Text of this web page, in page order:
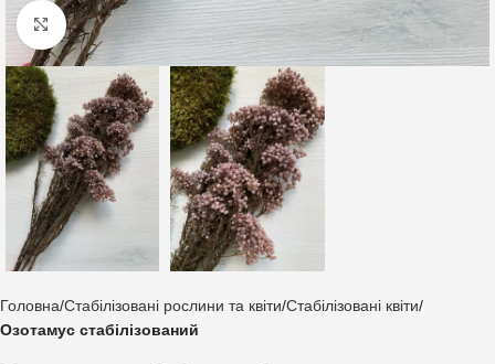
Клацніть, щоб збільшити
Головна Стабілізовані рослини та квіти Стабілізовані квіти
Озотамус стабілізований